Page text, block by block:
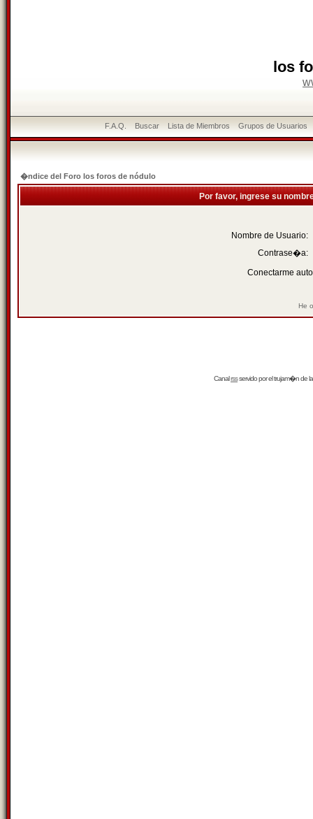
los
F.A.Q. Buscar Lista de Miembros Grupos de Usuarios
�ndice del Foro los foros de nódulo
Por favor, ingrese su
Nombre de Usuario:
Contrase�a:
Conectarme
He
Canalrssservido por eltrujam�nde